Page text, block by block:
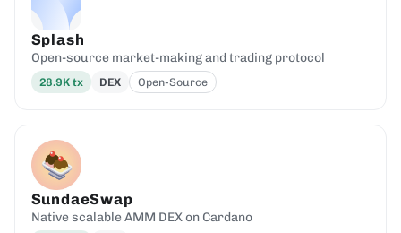
Splash
Open-source market-making and trading protocol
28.9K tx DEX Open-Source
SundaeSwap
Native scalable AMM DEX on Cardano